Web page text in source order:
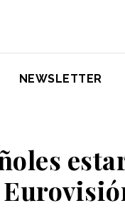
NEWSLETTER